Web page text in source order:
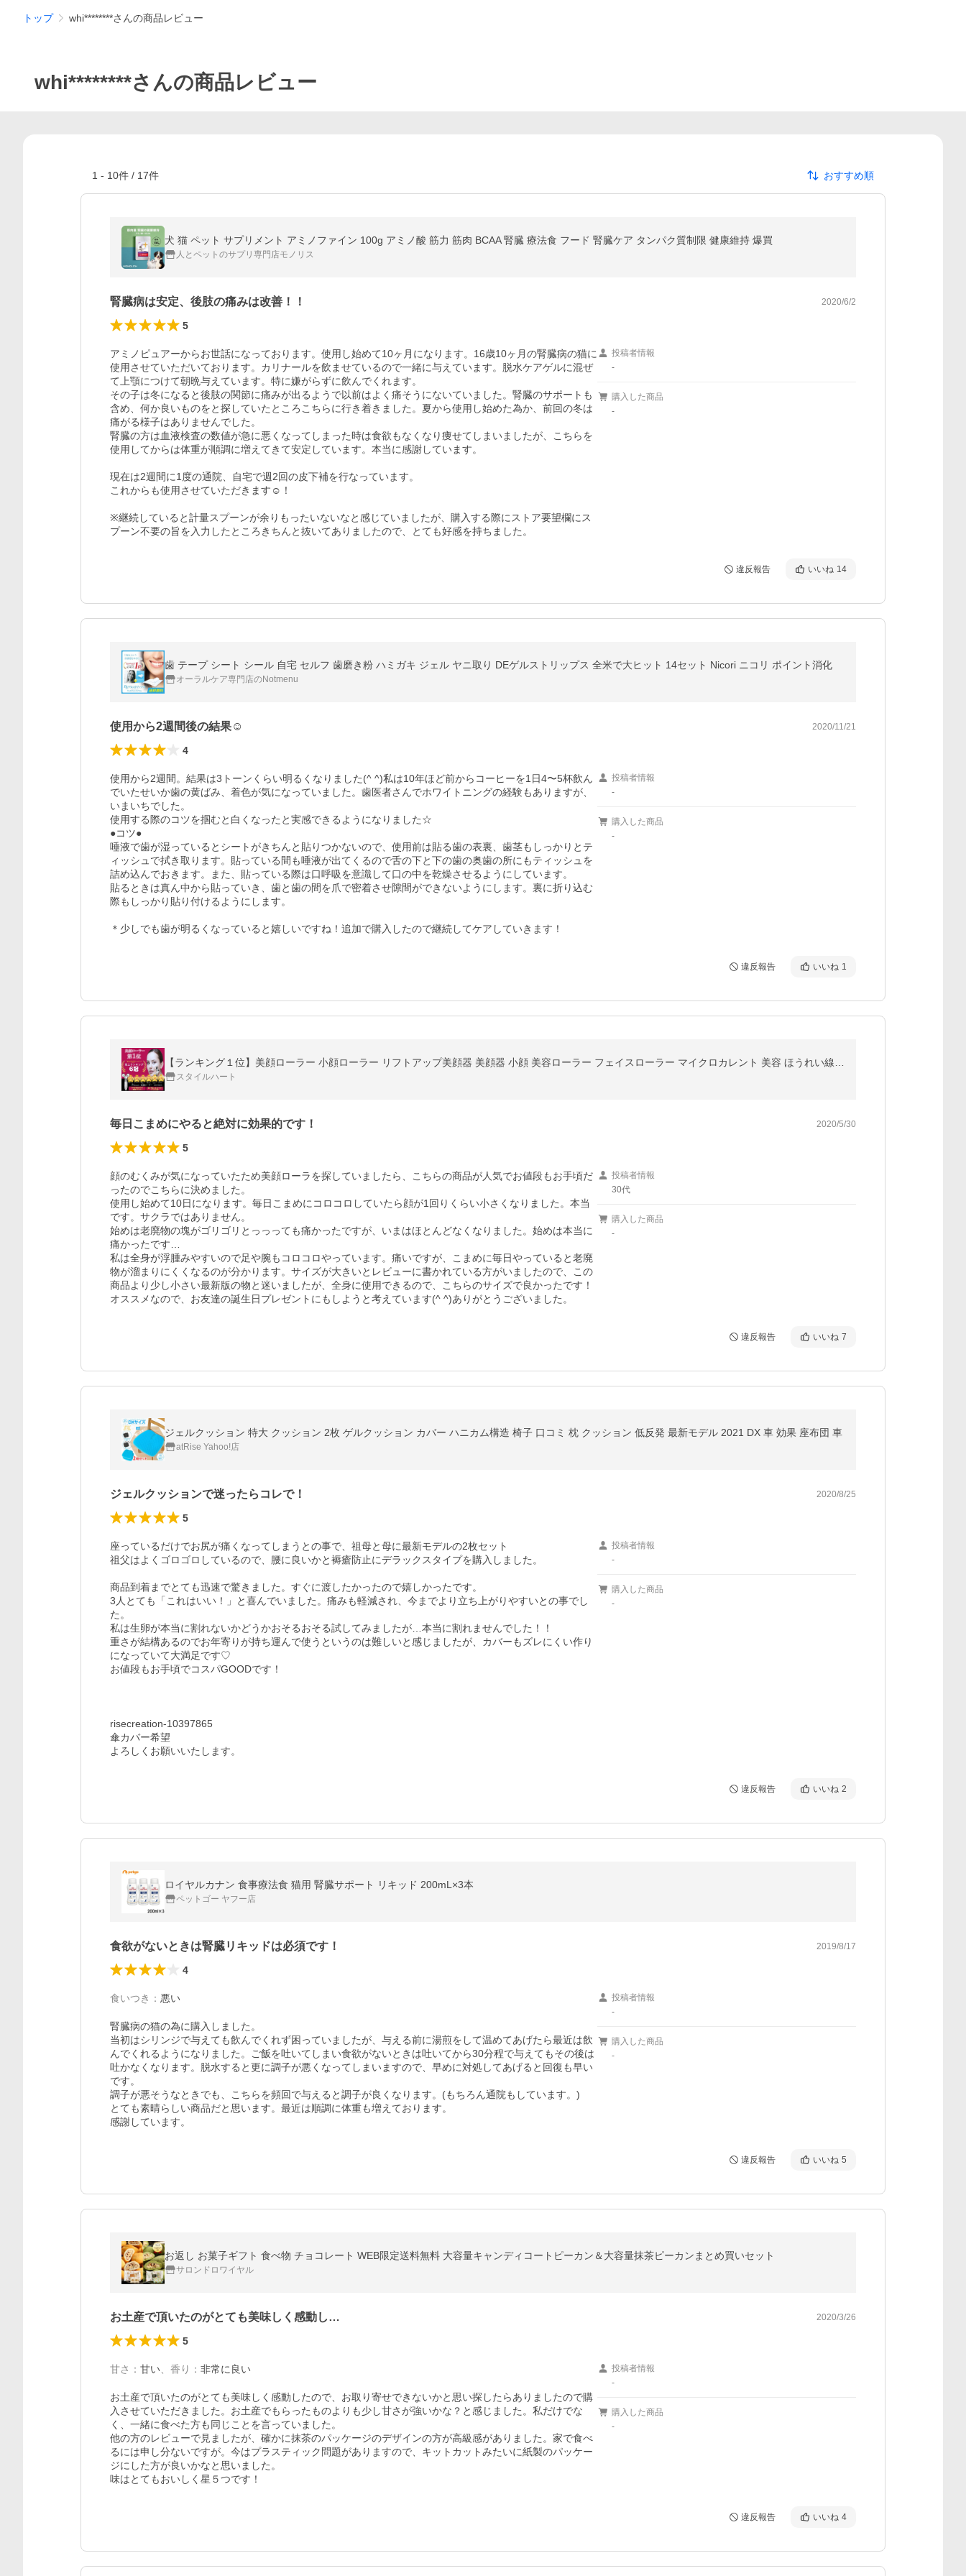
トップ whi********さんの商品レビュー
whi********さんの商品レビュー
1 - 10件 / 17件 おすすめ順
犬 猫 ペット サプリメント アミノファイン 100g アミノ酸 筋力 筋肉 BCAA 腎臓 療法食 フード 腎臓ケア タンパク質制限 健康維持 爆買
人とペットのサプリ専門店モノリス
腎臓病は安定、後肢の痛みは改善！！ 2020/6/2
5
アミノピュアーからお世話になっております。使用し始めて10ヶ月になります。16歳10ヶ月の腎臓病の猫に
使用させていただいております。カリナールを飲ませているので一緒に与えています。脱水ケアゲルに混ぜ
て上顎につけて朝晩与えています。特に嫌がらずに飲んでくれます。
その子は冬になると後肢の関節に痛みが出るようで以前はよく痛そうにないていました。腎臓のサポートも
含め、何か良いものをと探していたところこちらに行き着きました。夏から使用し始めた為か、前回の冬は
痛がる様子はありませんでした。
腎臓の方は血液検査の数値が急に悪くなってしまった時は食欲もなくなり痩せてしまいましたが、こちらを
使用してからは体重が順調に増えてきて安定しています。本当に感謝しています。
現在は2週間に1度の通院、自宅で週2回の皮下補を行なっています。
これからも使用させていただきます☺︎！
※継続していると計量スプーンが余りもったいないなと感じていましたが、購入する際にストア要望欄にス
プーン不要の旨を入力したところきちんと抜いてありましたので、とても好感を持ちました。
投稿者情報
-
購入した商品
-
違反報告 いいね 14
歯 テープ シート シール 自宅 セルフ 歯磨き粉 ハミガキ ジェル ヤニ取り DEゲルストリップス 全米で大ヒット 14セット Nicori ニコリ ポイント消化
オーラルケア専門店のNotmenu
使用から2週間後の結果☺︎ 2020/11/21
4
使用から2週間。結果は3トーンくらい明るくなりました(^ ^)私は10年ほど前からコーヒーを1日4〜5杯飲ん
でいたせいか歯の黄ばみ、着色が気になっていました。歯医者さんでホワイトニングの経験もありますが、
いまいちでした。
使用する際のコツを掴むと白くなったと実感できるようになりました☆
●コツ●
唾液で歯が湿っているとシートがきちんと貼りつかないので、使用前は貼る歯の表裏、歯茎もしっかりとテ
ィッシュで拭き取ります。貼っている間も唾液が出てくるので舌の下と下の歯の奥歯の所にもティッシュを
詰め込んでおきます。また、貼っている際は口呼吸を意識して口の中を乾燥させるようにしています。
貼るときは真ん中から貼っていき、歯と歯の間を爪で密着させ隙間ができないようにします。裏に折り込む
際もしっかり貼り付けるようにします。
＊少しでも歯が明るくなっていると嬉しいですね！追加で購入したので継続してケアしていきます！
投稿者情報
-
購入した商品
-
違反報告 いいね 1
スタイルハート
毎日こまめにやると絶対に効果的です！ 2020/5/30
5
顔のむくみが気になっていたため美顔ローラを探していましたら、こちらの商品が人気でお値段もお手頃だ
ったのでこちらに決めました。
使用し始めて10日になります。毎日こまめにコロコロしていたら顔が1回りくらい小さくなりました。本当
です。サクラではありません。
始めは老廃物の塊がゴリゴリとっっっても痛かったですが、いまはほとんどなくなりました。始めは本当に
痛かったです…
私は全身が浮腫みやすいので足や腕もコロコロやっています。痛いですが、こまめに毎日やっていると老廃
物が溜まりにくくなるのが分かります。サイズが大きいとレビューに書かれている方がいましたので、この
商品より少し小さい最新版の物と迷いましたが、全身に使用できるので、こちらのサイズで良かったです！
オススメなので、お友達の誕生日プレゼントにもしようと考えています(^ ^)ありがとうございました。
投稿者情報
30代
購入した商品
-
違反報告 いいね 7
ジェルクッション 特大 クッション 2枚 ゲルクッション カバー ハニカム構造 椅子 口コミ 枕 クッション 低反発 最新モデル 2021 DX 車 効果 座布団 車
atRise Yahoo!店
ジェルクッションで迷ったらコレで！ 2020/8/25
5
座っているだけでお尻が痛くなってしまうとの事で、祖母と母に最新モデルの2枚セット
祖父はよくゴロゴロしているので、腰に良いかと褥瘡防止にデラックスタイプを購入しました。
商品到着までとても迅速で驚きました。すぐに渡したかったので嬉しかったです。
3人とても「これはいい！」と喜んでいました。痛みも軽減され、今までより立ち上がりやすいとの事でし
た。
私は生卵が本当に割れないかどうかおそるおそる試してみましたが…本当に割れませんでした！！
重さが結構あるのでお年寄りが持ち運んで使うというのは難しいと感じましたが、カバーもズレにくい作り
になっていて大満足です♡
お値段もお手頃でコスパGOODです！
risecreation-10397865
傘カバー希望
よろしくお願いいたします。
投稿者情報
-
購入した商品
-
違反報告 いいね 2
ロイヤルカナン 食事療法食 猫用 腎臓サポート リキッド 200mL×3本
ペットゴー ヤフー店
食欲がないときは腎臓リキッドは必須です！ 2019/8/17
4
食いつき ： 悪い
腎臓病の猫の為に購入しました。
当初はシリンジで与えても飲んでくれず困っていましたが、与える前に湯煎をして温めてあげたら最近は飲
んでくれるようになりました。ご飯を吐いてしまい食欲がないときは吐いてから30分程で与えてもその後は
吐かなくなります。脱水すると更に調子が悪くなってしまいますので、早めに対処してあげると回復も早い
です。
調子が悪そうなときでも、こちらを頻回で与えると調子が良くなります。(もちろん通院もしています。)
とても素晴らしい商品だと思います。最近は順調に体重も増えております。
感謝しています。
投稿者情報
-
購入した商品
-
違反報告 いいね 5
お返し お菓子ギフト 食べ物 チョコレート WEB限定送料無料 大容量キャンディコートピーカン＆大容量抹茶ピーカンまとめ買いセット
サロンドロワイヤル
お土産で頂いたのがとても美味しく感動し… 2020/3/26
5
甘さ ： 甘い 香り ： 非常に良い
お土産で頂いたのがとても美味しく感動したので、お取り寄せできないかと思い探したらありましたので購
入させていただきました。お土産でもらったものよりも少し甘さが強いかな？と感じました。私だけでな
く、一緒に食べた方も同じことを言っていました。
他の方のレビューで見ましたが、確かに抹茶のパッケージのデザインの方が高級感がありました。家で食べ
るには申し分ないですが。今はプラスティック問題がありますので、キットカットみたいに紙製のパッケー
ジにした方が良いかなと思いました。
味はとてもおいしく星５つです！
投稿者情報
-
購入した商品
-
違反報告 いいね 4